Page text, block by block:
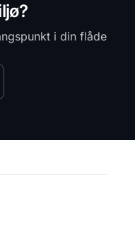
i din flåde